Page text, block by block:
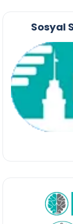
Sosyal